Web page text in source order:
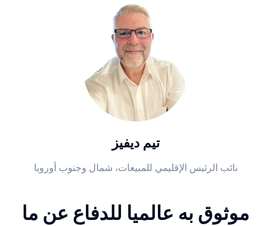
تيم ديفيز
نائب الرئيس الإقليمي للمبيعات، شمال وجنوب أوروبا
موثوق به عالميا للدفاع عن ما